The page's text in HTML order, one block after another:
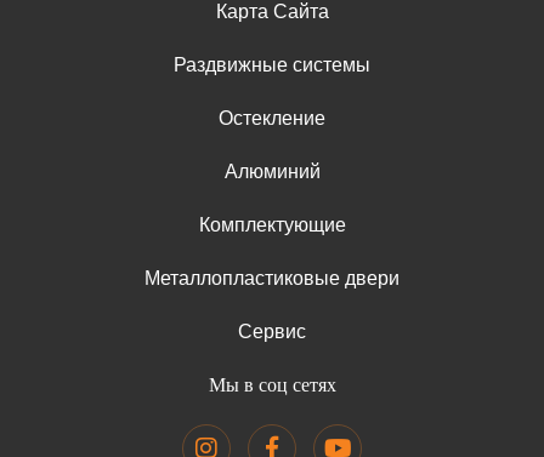
Карта Сайта
Раздвижные системы
Остекление
Алюминий
Комплектующие
Металлопластиковые двери
Сервис
Мы в соц сетях